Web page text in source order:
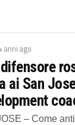
anni ago
difensore
ai San
– Come